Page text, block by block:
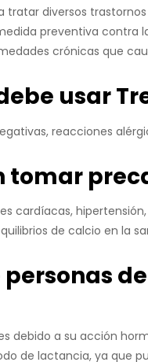
tratar diversos
preventiva contra
crónicas que
usar
reacciones
tomar
cardíacas,
de calcio en la
personas
debido a su acción
de lactancia, ya que